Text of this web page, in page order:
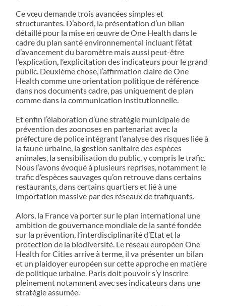
Ce vœu demande trois avancées simples et
structurantes. D’abord, la présentation d’un bilan
détaillé pour la mise en œuvre de One Health dans le
cadre du plan santé environnemental incluant l’état
d’avancement du baromètre mais aussi peut-être
l’explication, l’explicitation des indicateurs pour le grand
public. Deuxième chose, l’affirmation claire de One
Health comme une orientation politique de référence
dans nos documents cadre, pas uniquement de plan
comme dans la communication institutionnelle.
Et enfin l’élaboration d’une stratégie municipale de
prévention des zoonoses en partenariat avec la
préfecture de police intégrant l’analyse des risques liée à
la faune urbaine, la gestion sanitaire des espèces
animales, la sensibilisation du public, y compris le trafic.
Nous l’avons évoqué à plusieurs reprises, notamment le
trafic d’espèces sauvages qu’on retrouve dans certains
restaurants, dans certains quartiers et lié à une
importation massive par des réseaux de trafiquants.
Alors, la France va porter sur le plan international une
ambition de gouvernance mondiale de la santé fondée
sur la prévention, l’interdisciplinarité d’Etat et la
protection de la biodiversité. Le réseau européen One
Health for Cities arrive à terme, il va présenter un bilan
et un plaidoyer européen sur cette approche en matière
de politique urbaine. Paris doit pouvoir s’y inscrire
pleinement notamment avec ses indicateurs dans une
stratégie assumée.